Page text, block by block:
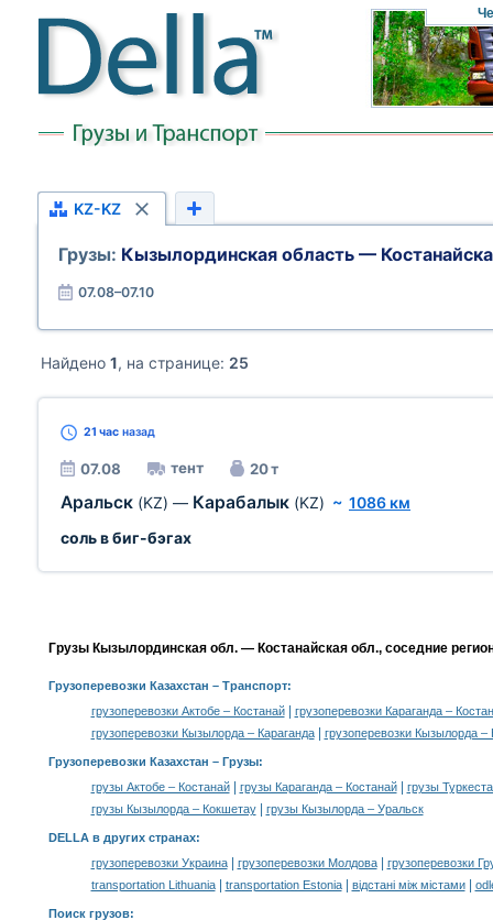
KZ-KZ
Грузы: Кызылординская область —
07.08–07.10
Найдено 1, на странице: 25
21 час назад
07.08 тент 20 т
Аральск (KZ) — Карабалык (KZ) ~ 1086 км
соль в биг-бэгах
Грузы Кызылординская обл. — Костанайская обл., соседние
Грузоперевозки Казахстан – Транспорт:
грузоперевозки Актобе – Костанай|
грузоперевозки Караганда –
грузоперевозки Кызылорда – Караганда| грузоперевозки Кызылорда –
Грузоперевозки Казахстан – Грузы:
грузы Актобе – Костанай| грузы Караганда – Костанай|
грузы
грузы Кызылорда – Кокшетау| грузы Кызылорда – Уральск
DELLA в других странах:
грузоперевозки Украина| грузоперевозки Молдова|
грузоперевозки
transportation Lithuania| transportation Estonia| відстані між містами|
Поиск грузов: